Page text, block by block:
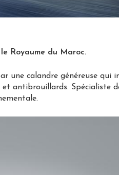
Royaume du Maroc.
une calandre généreuse qui
antibrouillards. Spécialiste